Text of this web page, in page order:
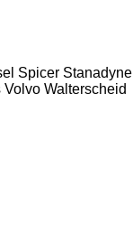
Spicer Stanadyne
Volvo Walterscheid